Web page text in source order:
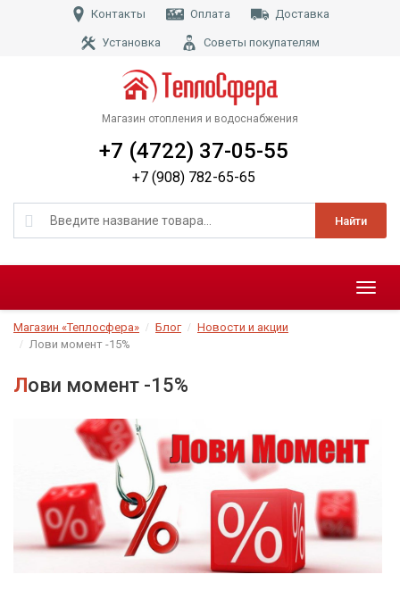
Контакты Оплата Доставка
Установка Советы покупателям
Магазин отопления и водоснабжения
Найти
+7 (4722) 37-05-55
+7 (908) 782-65-65
Меню
Магазин «Теплосфера» Блог
Новости и акции
Лови момент -15%
Лови момент -15%